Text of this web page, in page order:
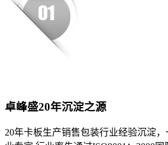
卓峰盛20年沉淀之源
20年卡板生产销售包装行业经验沉淀